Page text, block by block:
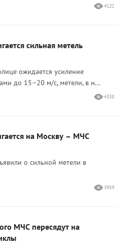
4122
сильная метель
ожидается усиление
до 15–20 м/с, метели, в н...
4338
на Москву – МЧС
о сильной метели в
3959
МЧС пересядут на